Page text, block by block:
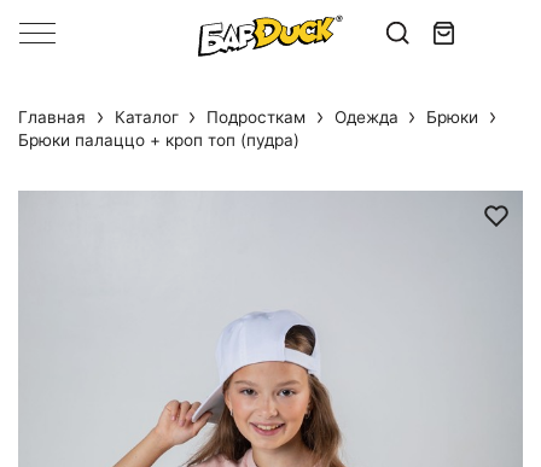
Главная Каталог Подросткам Одежда
Брюки
Брюки палаццо + кроп топ (пудра)